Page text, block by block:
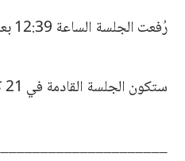
رُفعت الجلسة الساعة 12:39 بعد الظهر.
ستكون الجلسة القادمة في 21 كانون الثاني / يناير 2022.